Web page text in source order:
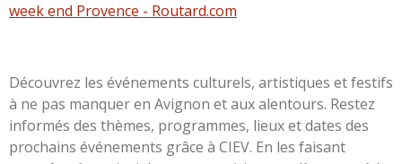
week end Provence - Routard.com
Découvrez les événements culturels, artistiques et festifs
à ne pas manquer en Avignon et aux alentours. Restez
informés des thèmes, programmes, lieux et dates des
prochains événements grâce à CIEV. En les faisant